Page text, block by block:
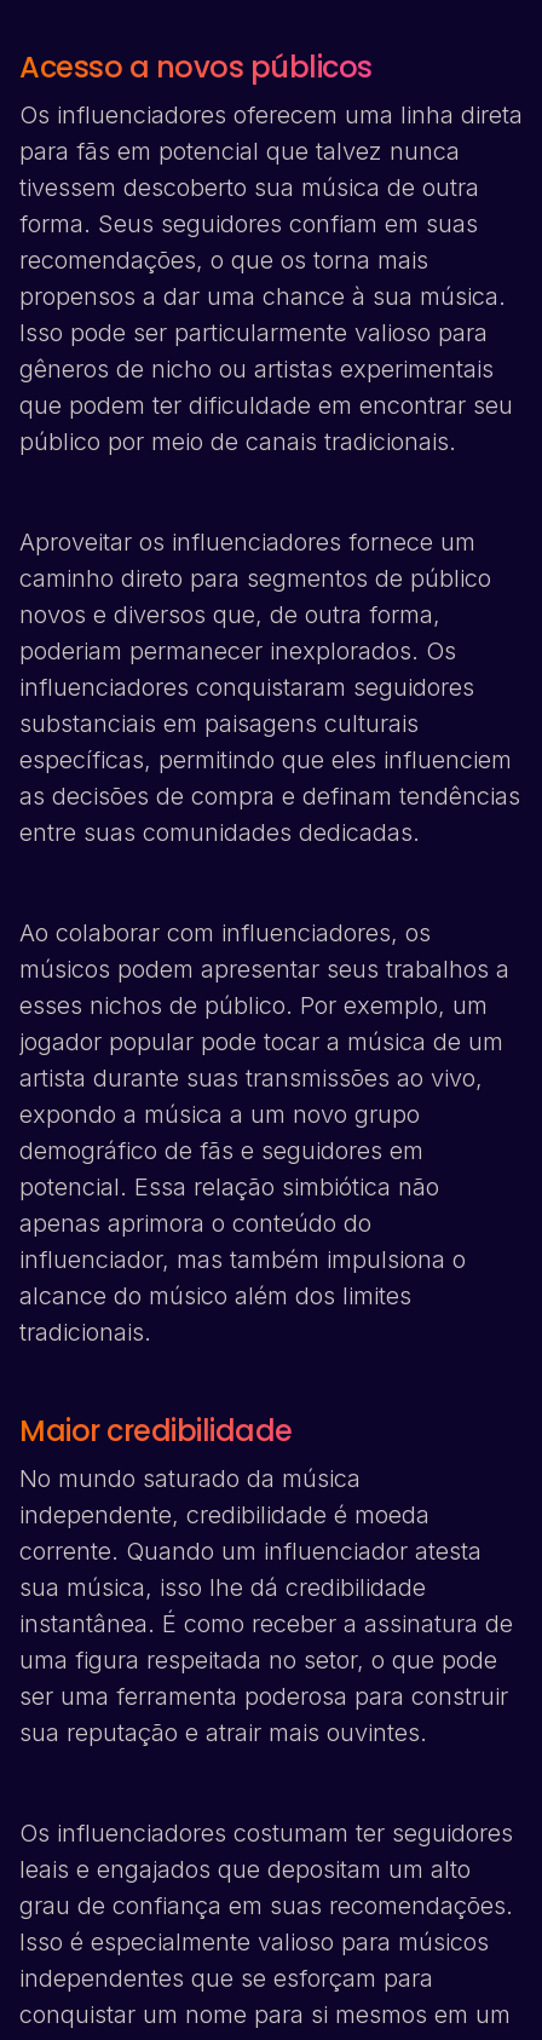
Acesso a novos públicos
Os influenciadores oferecem uma linha direta
para fãs em potencial que talvez nunca
tivessem descoberto sua música de outra
forma. Seus seguidores confiam em suas
recomendações, o que os torna mais
propensos a dar uma chance à sua música.
Isso pode ser particularmente valioso para
gêneros de nicho ou artistas experimentais
que podem ter dificuldade em encontrar seu
público por meio de canais tradicionais.
Aproveitar os influenciadores fornece um
caminho direto para segmentos de público
novos e diversos que, de outra forma,
poderiam permanecer inexplorados. Os
influenciadores conquistaram seguidores
substanciais em paisagens culturais
específicas, permitindo que eles influenciem
as decisões de compra e definam tendências
entre suas comunidades dedicadas.
Ao colaborar com influenciadores, os
músicos podem apresentar seus trabalhos a
esses nichos de público. Por exemplo, um
jogador popular pode tocar a música de um
artista durante suas transmissões ao vivo,
expondo a música a um novo grupo
demográfico de fãs e seguidores em
potencial. Essa relação simbiótica não
apenas aprimora o conteúdo do
influenciador, mas também impulsiona o
alcance do músico além dos limites
tradicionais.
Maior credibilidade
No mundo saturado da música
independente, credibilidade é moeda
corrente. Quando um influenciador atesta
sua música, isso lhe dá credibilidade
instantânea. É como receber a assinatura de
uma figura respeitada no setor, o que pode
ser uma ferramenta poderosa para construir
sua reputação e atrair mais ouvintes.
Os influenciadores costumam ter seguidores
leais e engajados que depositam um alto
grau de confiança em suas recomendações.
Isso é especialmente valioso para músicos
independentes que se esforçam para
conquistar um nome para si mesmos em um